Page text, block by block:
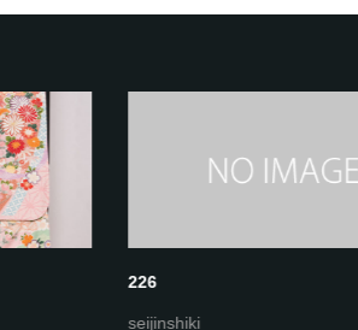
226
seijinshiki